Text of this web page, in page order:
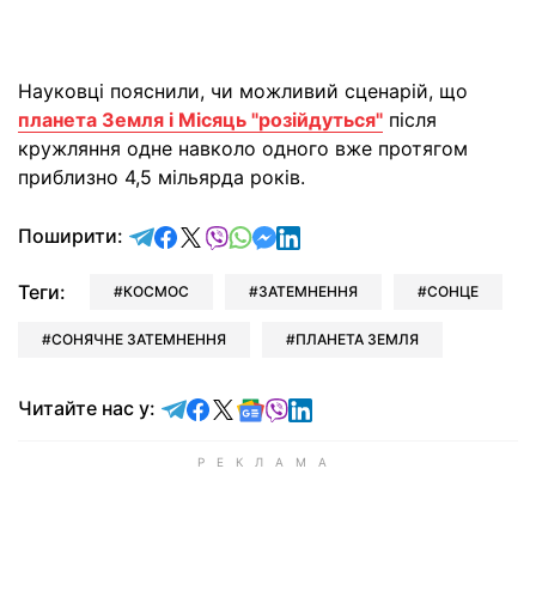
Науковці пояснили, чи можливий сценарій, що
планета Земля і Місяць "розійдуться" після
кружляння одне навколо одного вже протягом
приблизно 4,5 мільярда років.
Поширити: відправити у Telegram
поділитись у Facebook
поділитись у X
відправити у Viber
відправити у Whatsapp
відправити у Messenger
відправити у LinkedIn
Теги: КОСМОС ЗАТЕМНЕННЯ СОНЦЕ
СОНЯЧНЕ ЗАТЕМНЕННЯ ПЛАНЕТА ЗЕМЛЯ
Читайте нас у: Читайте у Telegram
Читайте у Facebook
Читайте у X
Читайте у Google news
Читайте у Viber
Читайте у LinkedIn